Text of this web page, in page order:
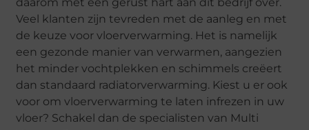
Veel klanten zijn tevreden met de aanleg en met
de keuze voor vloerverwarming. Het is namelijk
een gezonde manier van verwarmen, aangezien
het minder vochtplekken en schimmels creëert
dan standaard radiatorverwarming. Kiest u er ook
voor om vloerverwarming te laten infrezen in uw
vloer? Schakel dan de specialisten van Multi